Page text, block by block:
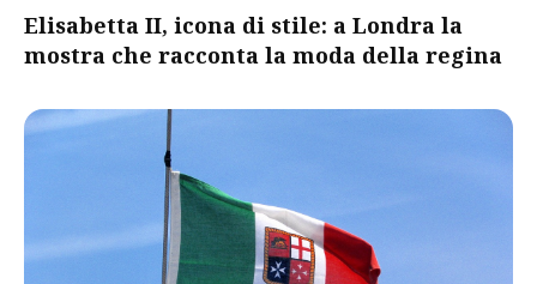
Elisabetta II, icona di stile: a Londra la
mostra che racconta la moda della regina